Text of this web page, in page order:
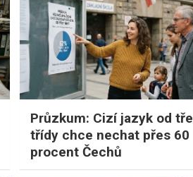
Průzkum: Cizí jazyk od
třídy chce nechat přes 60
procent Čechů